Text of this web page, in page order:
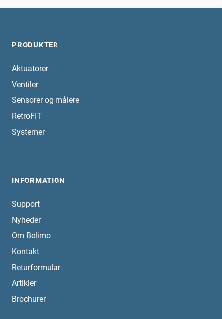
PRODUKTER
Aktuatorer
Ventiler
Sensorer og målere
RetroFIT
Systemer
INFORMATION
Support
Nyheder
Om Belimo
Kontakt
Returformular
Artikler
Brochurer